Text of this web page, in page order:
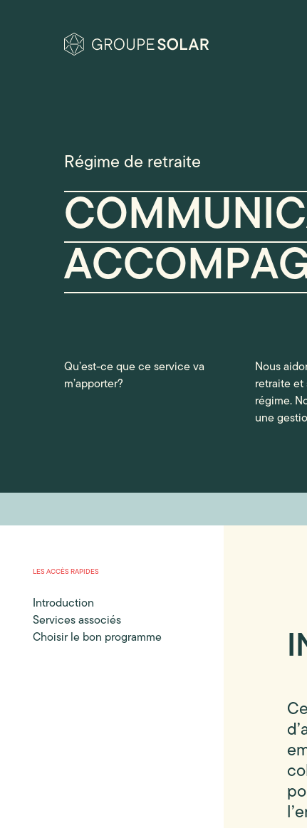
Régime de retraite
Qu’est-ce que ce service va
m’apporter?
Nous
retraite et
régime.
une
LES ACCÈS RAPIDES
Introduction
Services associés
Choisir le bon programme